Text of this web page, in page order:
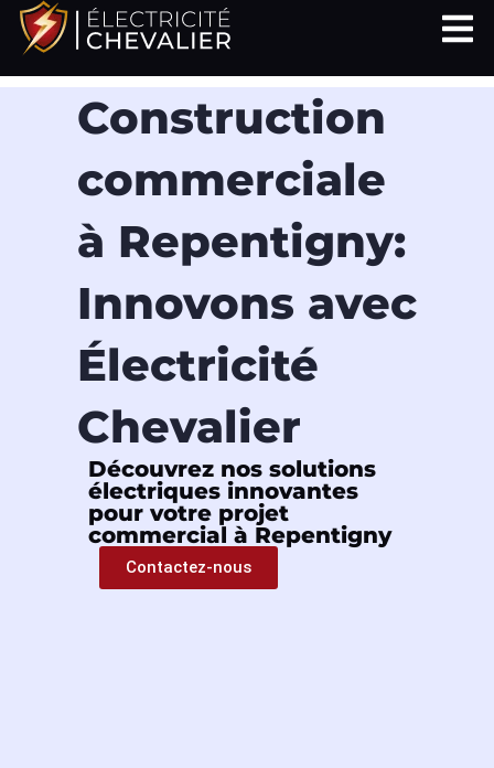
Aller
au
contenu
Construction
commerciale
à Repentigny:
Innovons avec
Électricité
Chevalier
Découvrez nos solutions
électriques innovantes
pour votre projet
commercial à Repentigny
Contactez-nous